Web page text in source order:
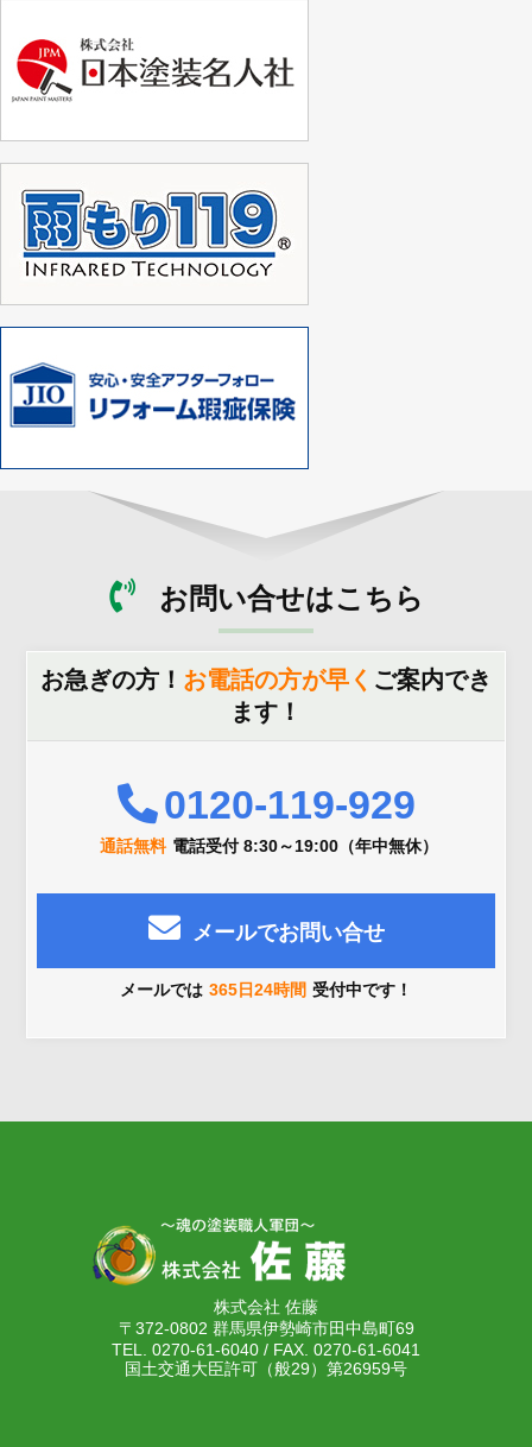
お問い合せはこちら
お急ぎの方！ お電話の方が早く ご案内でき
ます！
0120-119-929
通話無料 電話受付 8:30～19:00（年中無休）
メールでお問い合せ
メールでは 365日24時間 受付中です！
株式会社 佐藤
〒372-0802 群馬県伊勢崎市田中島町69
TEL. 0270-61-6040 / FAX. 0270-61-6041
国土交通大臣許可（般29）第26959号